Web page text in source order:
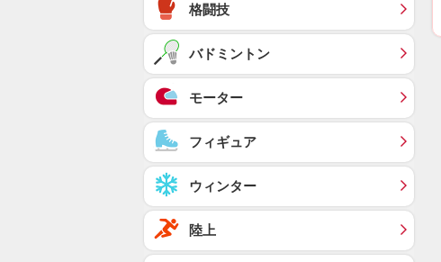
格闘技
バドミントン
モーター
フィギュア
ウィンター
陸上